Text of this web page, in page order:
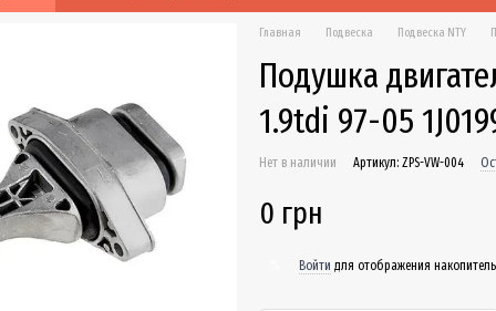
Главная Подвеска Подвеска NTY
Подушка
1.9tdi 97-05
Нет в наличии Артикул: ZPS-VW-004
0 грн
Войти для отображения